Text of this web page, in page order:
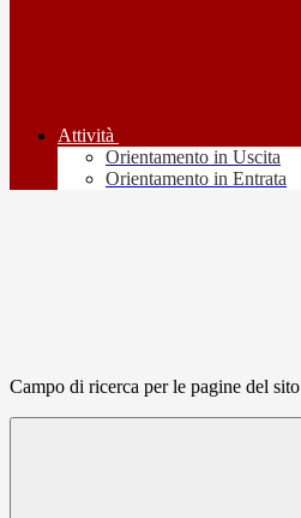
Attività
Orientamento in Uscita
Orientamento in Entrata
Campo di ricerca per le pagine del sito